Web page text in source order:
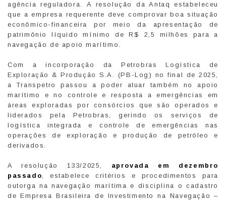
agência reguladora. A resolução da Antaq estabeleceu
que a empresa requerente deve comprovar boa situação
econômico-financeira por meio da apresentação de
patrimônio líquido mínimo de R$ 2,5 milhões para a
navegação de apoio marítimo.
Com a incorporação da Petrobras Logística de
Exploração & Produção S.A. (PB-Log) no final de 2025,
a Transpetro passou a poder atuar também no apoio
marítimo e no controle e resposta a emergências em
áreas exploradas por consórcios que são operados e
liderados pela Petrobras, gerindo os serviços de
logística integrada e controle de emergências nas
operações de exploração e produção de petróleo e
derivados.
A resolução 133/2025, aprovada em dezembro
passado, estabelece critérios e procedimentos para
outorga na navegação marítima e disciplina o cadastro
de Empresa Brasileira de Investimento na Navegação –